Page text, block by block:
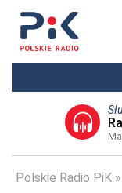
Polskie Radio PiK